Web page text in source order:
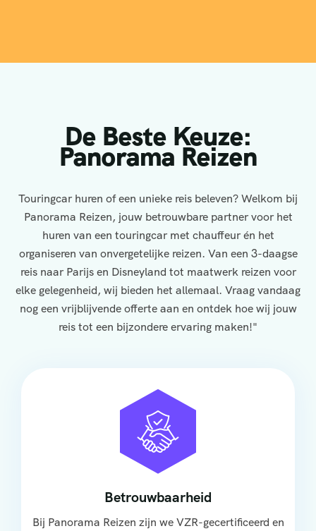
De Beste Keuze:
Panorama Reizen
Touringcar huren of een unieke reis beleven? Welkom bij
Panorama Reizen, jouw betrouwbare partner voor het
huren van een touringcar met chauffeur én het
organiseren van onvergetelijke reizen. Van een 3-daagse
reis naar Parijs en Disneyland tot maatwerk reizen voor
elke gelegenheid, wij bieden het allemaal. Vraag vandaag
nog een vrijblijvende offerte aan en ontdek hoe wij jouw
reis tot een bijzondere ervaring maken!"
Betrouwbaarheid
Bij Panorama Reizen zijn we VZR-gecertificeerd en